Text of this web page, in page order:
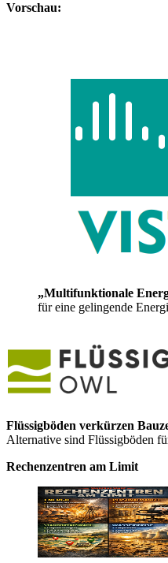
Vorschau:
„Multifunktionale
für eine gelingende
Flüssigböden verkürzen
Alternative sind Flüssigböden
Rechenzentren am Limit